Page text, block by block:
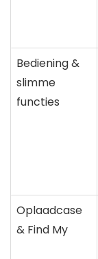
Bediening &
slimme
functies
Oplaadcase
& Find My